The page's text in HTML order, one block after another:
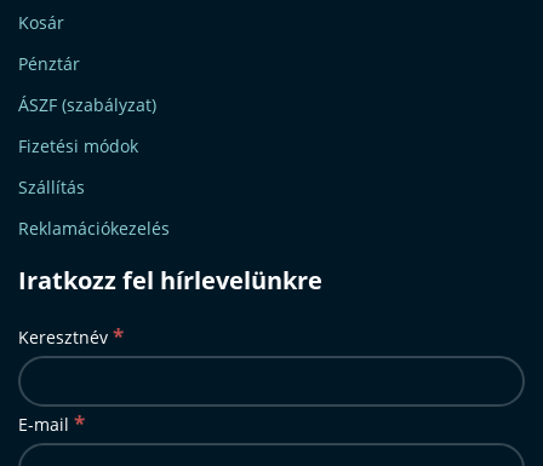
Kosár
Pénztár
ÁSZF (szabályzat)
Fizetési módok
Szállítás
Reklamációkezelés
Iratkozz fel hírlevelünkre
Keresztnév *
E-mail *